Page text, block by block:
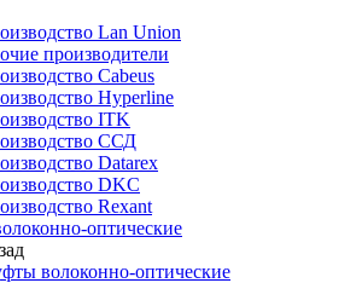
Lan Union
производители
Cabeus
Hyperline
ITK
ССД
Datarex
DKC
Rexant
оптические
волоконно-оптические